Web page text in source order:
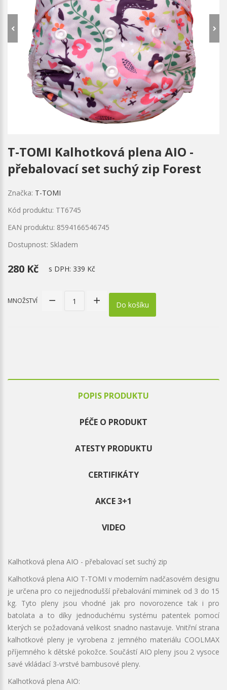
T-TOMI Kalhotková plena AIO -
přebalovací set suchý zip Forest
Značka: T-TOMI
Kód produktu: TT6745
EAN produktu: 8594166546745
Dostupnost: Skladem
280 Kč s DPH: 339 Kč
MNOŽSTVÍ Do košíku
POPIS PRODUKTU
PÉČE O PRODUKT
ATESTY PRODUKTU
CERTIFIKÁTY
AKCE 3+1
VIDEO
Kalhotková plena AIO - přebalovací set suchý zip
Kalhotková plena AIO T-TOMI v moderním nadčasovém designu
je určena pro co nejjednodušší přebalování miminek od 3 do 15
kg. Tyto pleny jsou vhodné jak pro novorozence tak i pro
batolata a to díky jednoduchému systému patentek pomocí
kterých se požadovaná velikost snadno nastavuje. Vnitřní strana
kalhotkové pleny je vyrobena z jemného materiálu COOLMAX
příjemného k dětské pokožce. Součástí AIO pleny jsou 2 vysoce
savé vkládací 3-vrstvé bambusové pleny.
Kalhotková plena AIO: